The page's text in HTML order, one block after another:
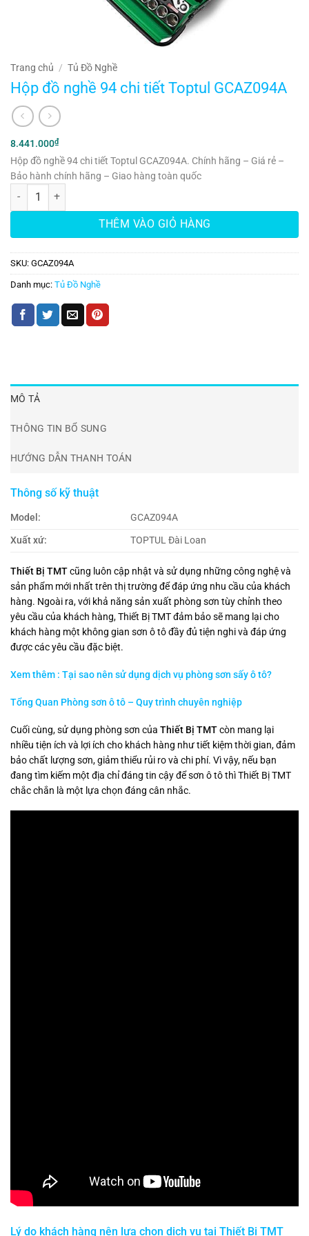
Trang chủ / Tủ Đồ Nghề
Hộp đồ nghề 94 chi tiết Toptul GCAZ094A
8.441.000₫
Hộp đồ nghề 94 chi tiết Toptul GCAZ094A. Chính hãng – Giá rẻ –
Bảo hành chính hãng – Giao hàng toàn quốc
Hộp đồ nghề 94 chi tiết Toptul GCAZ094A số lượng
THÊM VÀO GIỎ HÀNG
SKU: GCAZ094A
Danh mục: Tủ Đồ Nghề
MÔ TẢ
THÔNG TIN BỔ SUNG
HƯỚNG DẪN THANH TOÁN
Thông số kỹ thuật
Model:
GCAZ094A
Xuất xứ:
TOPTUL Đài Loan
Thiết Bị TMTcũng luôn cập nhật và sử dụng những công nghệ và
sản phẩm mới nhất trên thị trường để đáp ứng nhu cầu của khách
hàng. Ngoài ra, với khả năng sản xuất phòng sơn tùy chỉnh theo
yêu cầu của khách hàng, Thiết Bị TMT đảm bảo sẽ mang lại cho
khách hàng một không gian sơn ô tô đầy đủ tiện nghi và đáp ứng
được các yêu cầu đặc biệt.
Xem thêm : Tại sao nên sử dụng dịch vụ phòng sơn sấy ô tô?
Tổng Quan Phòng sơn ô tô – Quy trình chuyên nghiệp
Cuối cùng, sử dụng phòng sơn của Thiết Bị TMTcòn mang lại
nhiều tiện ích và lợi ích cho khách hàng như tiết kiệm thời gian, đảm
bảo chất lượng sơn, giảm thiểu rủi ro và chi phí. Vì vậy, nếu bạn
đang tìm kiếm một địa chỉ đáng tin cậy để sơn ô tô thì Thiết Bị TMT
chắc chắn là một lựa chọn đáng cân nhắc.
Lý do khách hàng nên lựa chọn dịch vụ tại Thiết Bị TMT